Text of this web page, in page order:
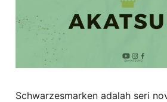
Schwarzesmarken adalah seri